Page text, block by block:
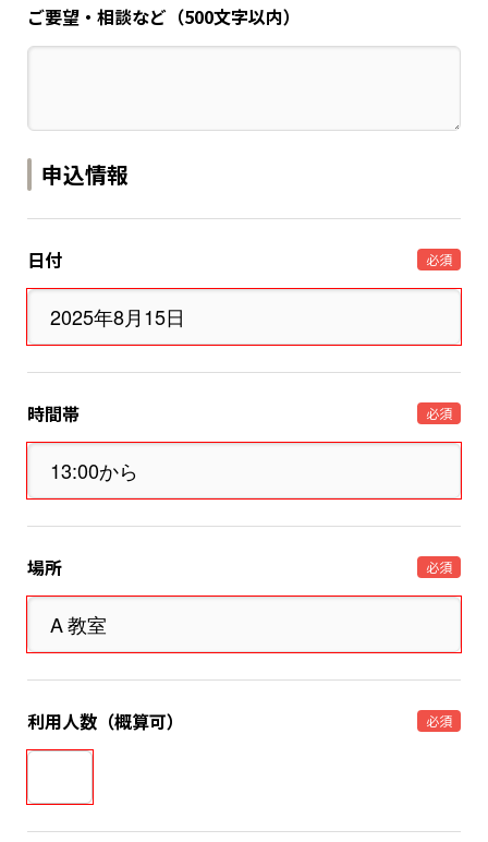
ご要望・相談など（500文字以内）
申込情報
日付 必須
時間帯 必須
場所 必須
利用人数（概算可） 必須